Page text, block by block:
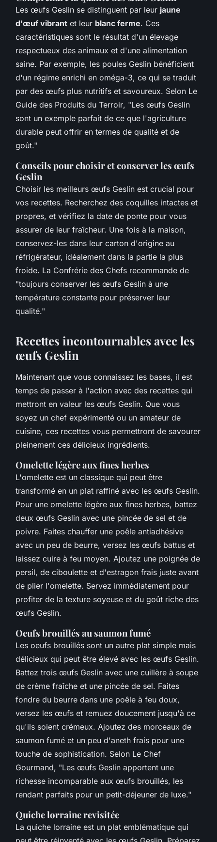
Les œufs Geslin se distinguent par leur jaune
d'œuf vibrant et leur blanc ferme. Ces
caractéristiques sont le résultat d'un élevage
respectueux des animaux et d'une alimentation
saine. Par exemple, les poules Geslin bénéficient
d'un régime enrichi en oméga-3, ce qui se traduit
par des œufs plus nutritifs et savoureux. Selon Le
Guide des Produits du Terroir, "Les œufs Geslin
sont un exemple parfait de ce que l'agriculture
durable peut offrir en termes de qualité et de
goût."
Conseils pour choisir et conserver les œufs
Geslin
Choisir les meilleurs œufs Geslin est crucial pour
vos recettes. Recherchez des coquilles intactes et
propres, et vérifiez la date de ponte pour vous
assurer de leur fraîcheur. Une fois à la maison,
conservez-les dans leur carton d'origine au
réfrigérateur, idéalement dans la partie la plus
froide. La Confrérie des Chefs recommande de
"toujours conserver les œufs Geslin à une
température constante pour préserver leur
qualité."
Recettes incontournables avec les
œufs Geslin
Maintenant que vous connaissez les bases, il est
temps de passer à l'action avec des recettes qui
mettront en valeur les œufs Geslin. Que vous
soyez un chef expérimenté ou un amateur de
cuisine, ces recettes vous permettront de savourer
pleinement ces délicieux ingrédients.
Omelette légère aux fines herbes
L'omelette est un classique qui peut être
transformé en un plat raffiné avec les œufs Geslin.
Pour une omelette légère aux fines herbes, battez
deux œufs Geslin avec une pincée de sel et de
poivre. Faites chauffer une poêle antiadhésive
avec un peu de beurre, versez les œufs battus et
laissez cuire à feu moyen. Ajoutez une poignée de
persil, de ciboulette et d'estragon frais juste avant
de plier l'omelette. Servez immédiatement pour
profiter de la texture soyeuse et du goût riche des
œufs Geslin.
Oeufs brouillés au saumon fumé
Les oeufs brouillés sont un autre plat simple mais
délicieux qui peut être élevé avec les œufs Geslin.
Battez trois œufs Geslin avec une cuillère à soupe
de crème fraîche et une pincée de sel. Faites
fondre du beurre dans une poêle à feu doux,
versez les œufs et remuez doucement jusqu'à ce
qu'ils soient crémeux. Ajoutez des morceaux de
saumon fumé et un peu d'aneth frais pour une
touche de sophistication. Selon Le Chef
Gourmand, "Les œufs Geslin apportent une
richesse incomparable aux œufs brouillés, les
rendant parfaits pour un petit-déjeuner de luxe."
Quiche lorraine revisitée
La quiche lorraine est un plat emblématique qui